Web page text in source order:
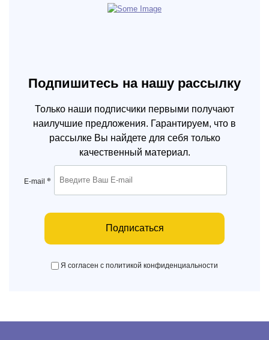
Подпишитесь на нашу рассылку
Только наши подписчики первыми получают
наилучшие предложения. Гарантируем, что в
рассылке Вы найдете для себя только
качественный материал.
E-mail *
Подписаться
Я согласен с политикой конфиденциальности